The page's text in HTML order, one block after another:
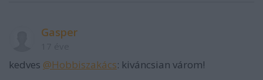
Gasper
kedves @Hobbiszakács: kiváncsian várom!